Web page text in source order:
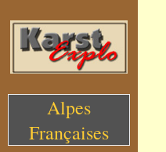
Alpes
Françaises